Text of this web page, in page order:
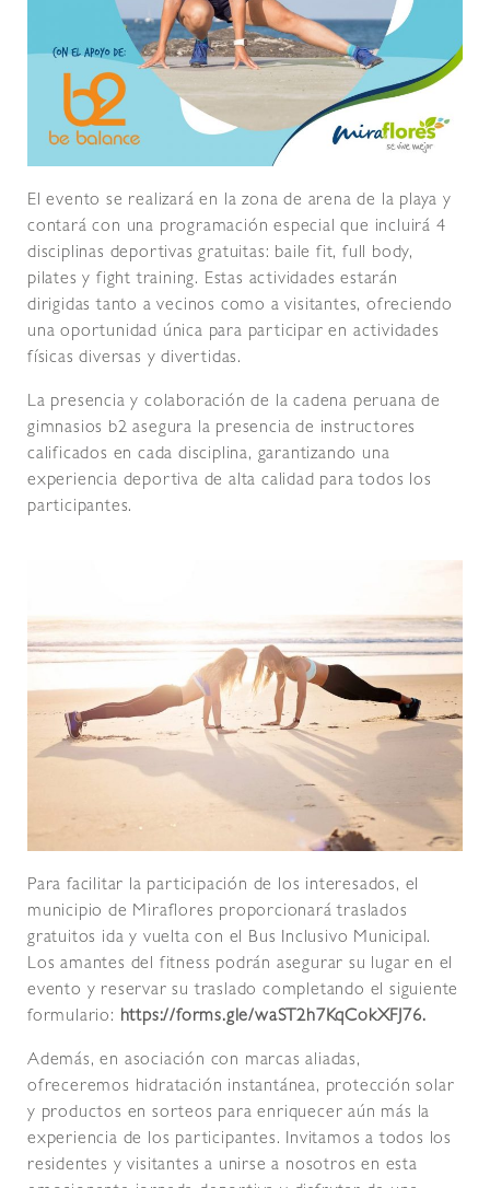
El evento se realizará en la zona de arena de la playa y
contará con una programación especial que incluirá 4
disciplinas deportivas gratuitas: baile fit, full body,
pilates y fight training. Estas actividades estarán
dirigidas tanto a vecinos como a visitantes, ofreciendo
una oportunidad única para participar en actividades
físicas diversas y divertidas.
La presencia y colaboración de la cadena peruana de
gimnasios b2 asegura la presencia de instructores
calificados en cada disciplina, garantizando una
experiencia deportiva de alta calidad para todos los
participantes.
Para facilitar la participación de los interesados, el
municipio de Miraflores proporcionará traslados
gratuitos ida y vuelta con el Bus Inclusivo Municipal.
Los amantes del fitness podrán asegurar su lugar en el
evento y reservar su traslado completando el siguiente
formulario: https://forms.gle/waST2h7KqCokXFJ76.
Además, en asociación con marcas aliadas,
ofreceremos hidratación instantánea, protección solar
y productos en sorteos para enriquecer aún más la
experiencia de los participantes. Invitamos a todos los
residentes y visitantes a unirse a nosotros en esta